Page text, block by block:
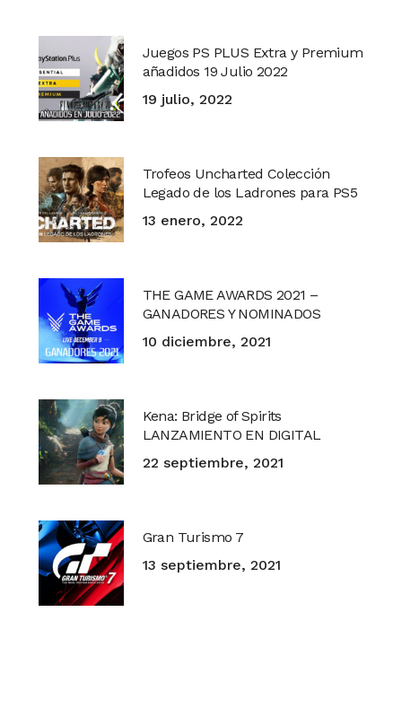
Juegos PS PLUS Extra y Premium
añadidos 19 Julio 2022
19 julio, 2022
Trofeos Uncharted Colección
Legado de los Ladrones para PS5
13 enero, 2022
THE GAME AWARDS 2021 –
GANADORES Y NOMINADOS
10 diciembre, 2021
Kena: Bridge of Spirits
LANZAMIENTO EN DIGITAL
22 septiembre, 2021
Gran Turismo 7
13 septiembre, 2021